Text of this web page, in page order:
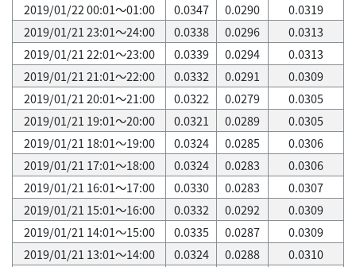
2019/01/22 00:01～01:00
0.0347 0.0290
0.0319
2019/01/21 23:01～24:00
0.0338 0.0296
0.0313
2019/01/21 22:01～23:00
0.0339 0.0294
0.0313
2019/01/21 21:01～22:00
0.0332 0.0291
0.0309
2019/01/21 20:01～21:00
0.0322 0.0279
0.0305
2019/01/21 19:01～20:00
0.0321 0.0289
0.0305
2019/01/21 18:01～19:00
0.0324 0.0285
0.0306
2019/01/21 17:01～18:00
0.0324 0.0283
0.0306
2019/01/21 16:01～17:00
0.0330 0.0283
0.0307
2019/01/21 15:01～16:00
0.0332 0.0292
0.0309
2019/01/21 14:01～15:00
0.0335 0.0287
0.0309
2019/01/21 13:01～14:00
0.0324 0.0288
0.0310